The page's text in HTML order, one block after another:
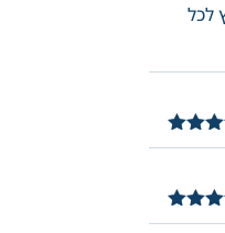
לכל
5מתוך
5מתוך